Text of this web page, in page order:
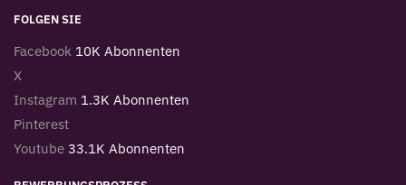
FOLGEN SIE
Facebook 10K Abonnenten
X
Instagram 1.3K Abonnenten
Pinterest
Youtube 33.1K Abonnenten